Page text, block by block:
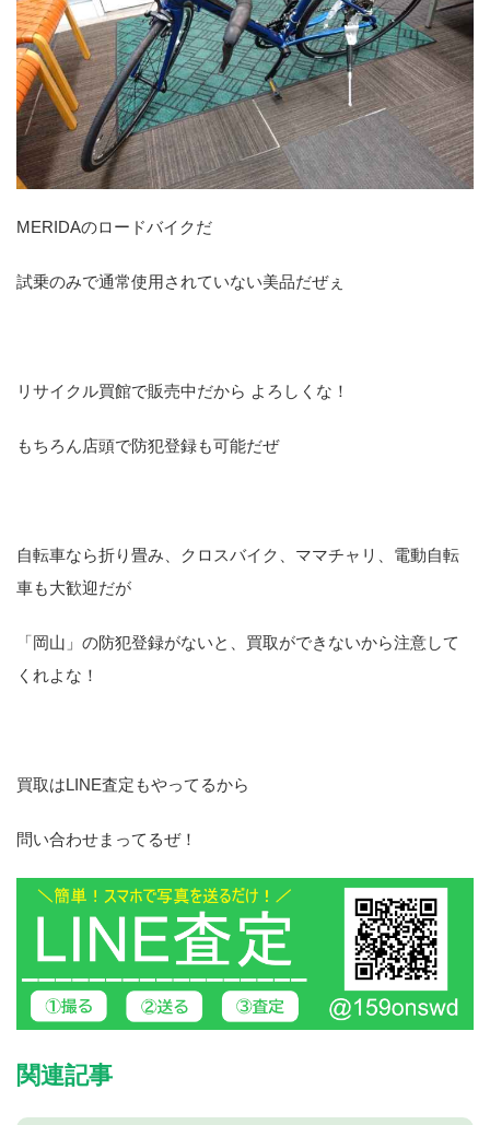
MERIDAのロードバイクだ
試乗のみで通常使用されていない美品だぜぇ
リサイクル買館で販売中だから よろしくな！
もちろん店頭で防犯登録も可能だぜ
自転車なら折り畳み、クロスバイク、ママチャリ、電動自転
車も大歓迎だが
「岡山」の防犯登録がないと、買取ができないから注意して
くれよな！
買取はLINE査定もやってるから
問い合わせまってるぜ！
関連記事